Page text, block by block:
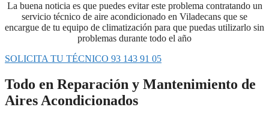
La buena noticia es que puedes evitar este problema contratando un
servicio técnico de aire acondicionado en Viladecans que se
encargue de tu equipo de climatización para que puedas utilizarlo sin
problemas durante todo el año
SOLICITA TU TÉCNICO 93 143 91 05
Todo en Reparación y Mantenimiento de
Aires Acondicionados